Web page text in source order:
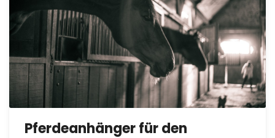
Pferdeanhänger für den